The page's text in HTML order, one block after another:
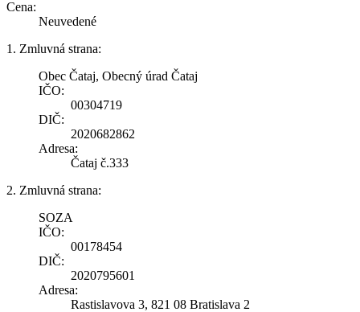
Cena:
Neuvedené
1. Zmluvná strana:
Obec Čataj, Obecný úrad Čataj
IČO:
00304719
DIČ:
2020682862
Adresa:
Čataj č.333
2. Zmluvná strana:
SOZA
IČO:
00178454
DIČ:
2020795601
Adresa:
Rastislavova 3, 821 08 Bratislava 2